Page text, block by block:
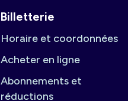
Billetterie
Horaire et coordonnées
Acheter en ligne
Abonnements et
réductions